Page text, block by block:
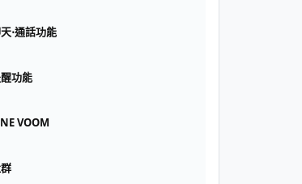
⋅通話功能
功能
VOOM